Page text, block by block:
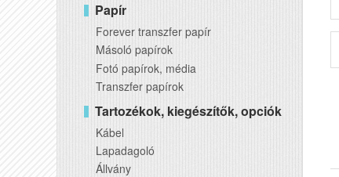
Papír
Forever transzfer papír
Másoló papírok
Fotó papírok, média
Transzfer papírok
Tartozékok, kiegészítők, opciók
Kábel
Lapadagoló
Állvány